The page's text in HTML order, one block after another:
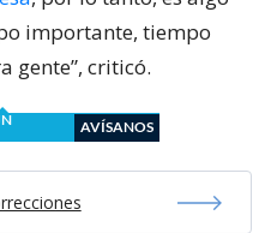
importante, tiempo
gente”, criticó.
AVÍSANOS